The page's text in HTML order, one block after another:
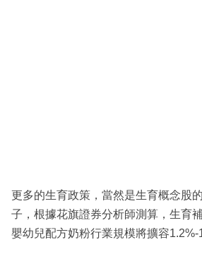
更多的生育政策，當然是生育概念股
子，根據花旗證券分析師測算，生育
嬰幼兒配方奶粉行業規模將擴容1.2%-